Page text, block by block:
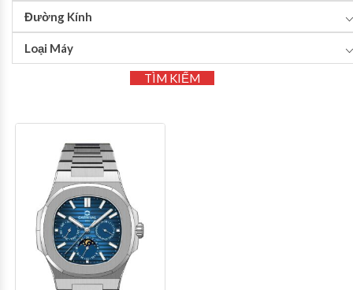
Đường Kính
Loại Máy
TÌM KIẾM